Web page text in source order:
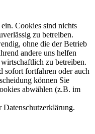
Cookies sind nichts
zu betreiben.
ohne die der Betrieb
andere uns helfen
zu betreiben.
sofort fortfahren oder auch
können Sie
abwählen (z.B. im
Datenschutzerklärung.